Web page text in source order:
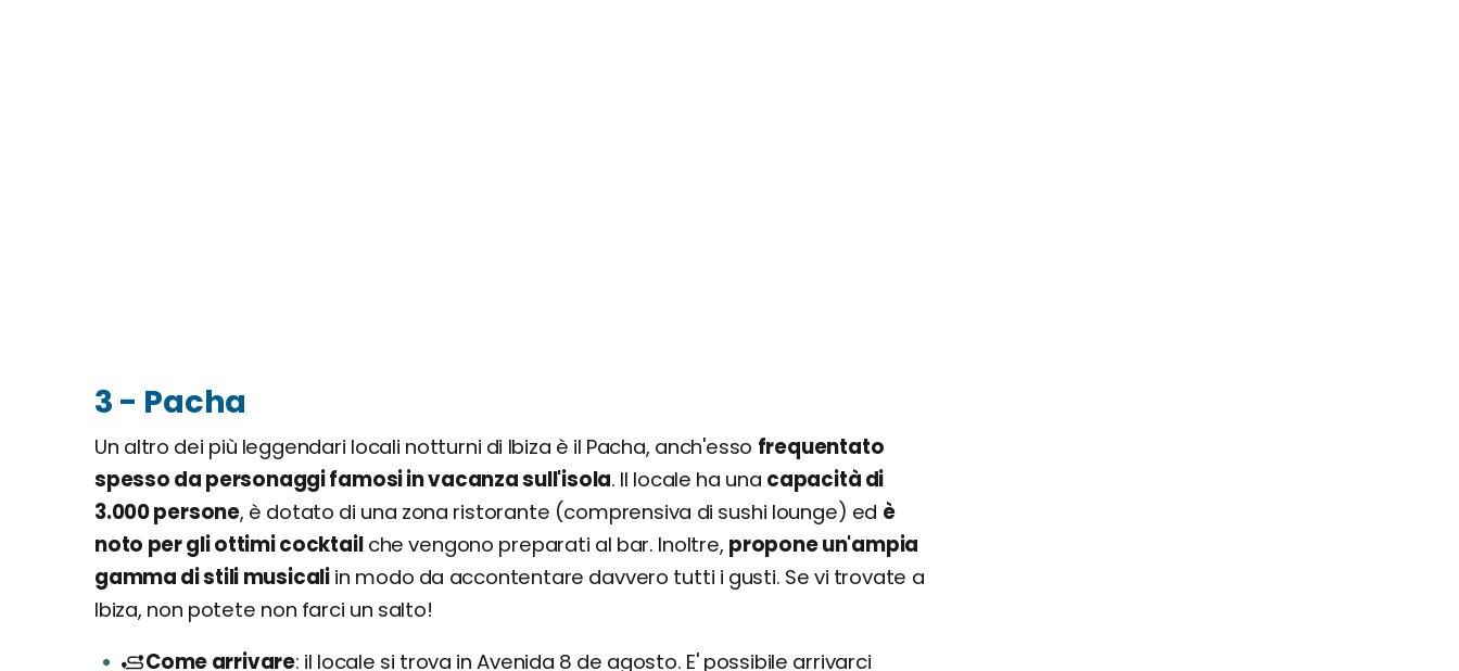
3 - Pacha
Un altro dei più leggendari locali notturni di Ibiza è il Pacha, anch'esso frequentato
spesso da personaggi famosi in vacanza sull'isola. Il locale ha una capacità di
3.000 persone, è dotato di una zona ristorante (comprensiva di sushi lounge) ed è
noto per gli ottimi cocktailche vengono preparati al bar. Inoltre, propone un'ampia
gamma di stili musicaliin modo da accontentare davvero tutti i gusti. Se vi trovate a
Ibiza, non potete non farci un salto!
Come arrivare il locale si trova in Avenida 8 de agosto. E' possibile arrivarci